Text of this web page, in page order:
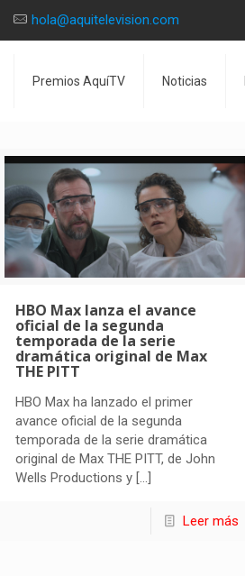
hola@aquitelevision.com
Premios AquíTV Noticias
HBO Max lanza el avance
oficial de la segunda
temporada de la serie
dramática original de Max
THE PITT
HBO Max ha lanzado el primer
avance oficial de la segunda
temporada de la serie dramática
original de Max THE PITT, de John
Wells Productions y […]
Leer más